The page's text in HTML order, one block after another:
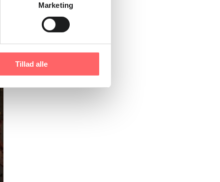
Marketing
Tillad alle